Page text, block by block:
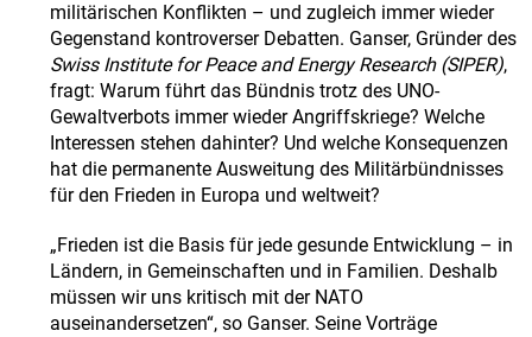
militärischen Konflikten – und zugleich immer wieder
Gegenstand kontroverser Debatten. Ganser, Gründer des
Swiss Institute for Peace and Energy Research (SIPER),
fragt: Warum führt das Bündnis trotz des UNO-
Gewaltverbots immer wieder Angriffskriege? Welche
Interessen stehen dahinter? Und welche Konsequenzen
hat die permanente Ausweitung des Militärbündnisses
für den Frieden in Europa und weltweit?
„Frieden ist die Basis für jede gesunde Entwicklung – in
Ländern, in Gemeinschaften und in Familien. Deshalb
müssen wir uns kritisch mit der NATO
auseinandersetzen“, so Ganser. Seine Vorträge